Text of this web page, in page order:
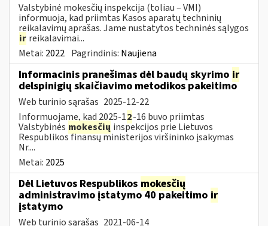
Valstybinė mokesčių inspekcija (toliau – VMI)
informuoja, kad priimtas Kasos aparatų techninių
reikalavimų aprašas. Jame nustatytos techninės sąlygos
ir reikalavimai...
Metai: 2022 Pagrindinis: Naujiena
Informacinis pranešimas dėl baudų skyrimo ir
delspinigių skaičiavimo metodikos pakeitimo
Web turinio sąrašas 2025-12-22
Informuojame, kad 2025-12-16 buvo priimtas
Valstybinės mokesčių inspekcijos prie Lietuvos
Respublikos finansų ministerijos viršininko įsakymas
Nr....
Metai: 2025
Dėl Lietuvos Respublikos mokesčių
administravimo įstatymo 40 pakeitimo ir
įstatymo
Web turinio sąrašas 2021-06-14